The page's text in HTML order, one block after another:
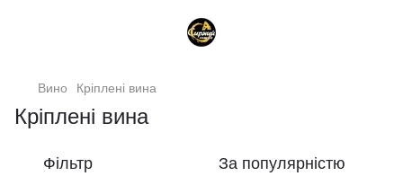
Вино Кріплені вина
Кріплені вина
Фільтр За популярністю